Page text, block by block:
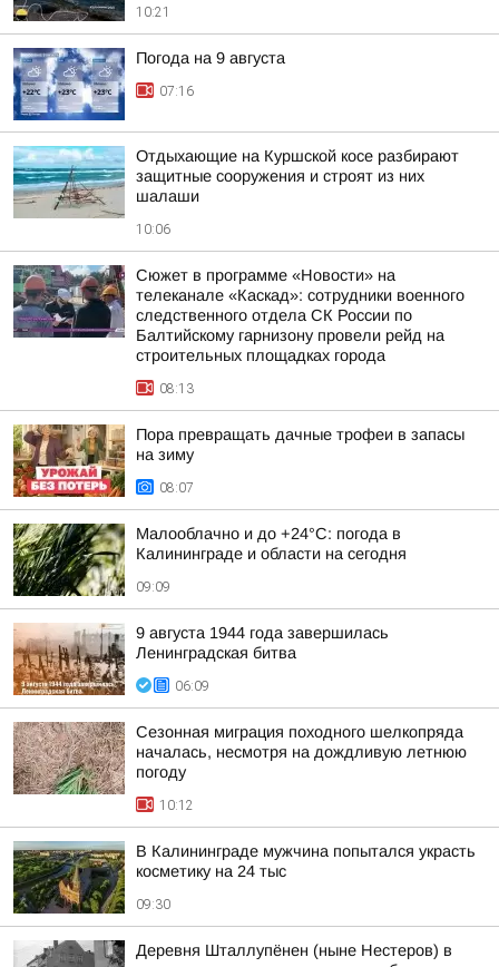
10:21
Погода на 9 августа
07:16
Отдыхающие на Куршской косе разбирают
защитные сооружения и строят из них
шалаши
10:06
Сюжет в программе «Новости» на
телеканале «Каскад»: сотрудники военного
следственного отдела СК России по
Балтийскому гарнизону провели рейд на
строительных площадках города
08:13
Пора превращать дачные трофеи в запасы
на зиму
08:07
Малооблачно и до +24°С: погода в
Калининграде и области на сегодня
09:09
9 августа 1944 года завершилась
Ленинградская битва
06:09
Сезонная миграция походного шелкопряда
началась, несмотря на дождливую летнюю
погоду
10:12
В Калининграде мужчина попытался украсть
косметику на 24 тыс
09:30
Деревня Шталлупёнен (ныне Нестеров) в